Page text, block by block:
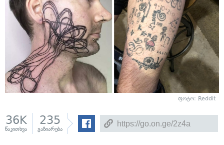
ფოტო: Reddit
36K
წაკითხვა
235
გაზიარება